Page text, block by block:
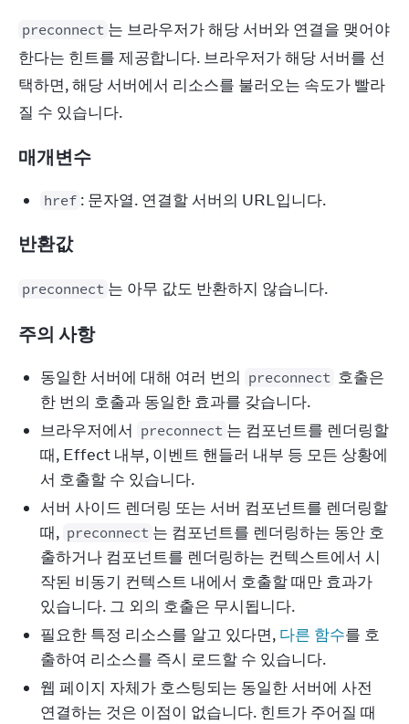
preconnect 는 브라우저가 해당 서버와 연결을 맺어야
한다는 힌트를 제공합니다. 브라우저가 해당 서버를 선
택하면, 해당 서버에서 리소스를 불러오는 속도가 빨라
질 수 있습니다.
매개변수
href : 문자열. 연결할 서버의 URL입니다.
반환값
preconnect 는 아무 값도 반환하지 않습니다.
주의 사항
동일한 서버에 대해 여러 번의 preconnect 호출은
한 번의 호출과 동일한 효과를 갖습니다.
브라우저에서 preconnect 는 컴포넌트를 렌더링할
때, Effect 내부, 이벤트 핸들러 내부 등 모든 상황에
서 호출할 수 있습니다.
서버 사이드 렌더링 또는 서버 컴포넌트를 렌더링할
때, preconnect 는 컴포넌트를 렌더링하는 동안 호
출하거나 컴포넌트를 렌더링하는 컨텍스트에서 시
작된 비동기 컨텍스트 내에서 호출할 때만 효과가
있습니다. 그 외의 호출은 무시됩니다.
필요한 특정 리소스를 알고 있다면, 다른 함수를 호
출하여 리소스를 즉시 로드할 수 있습니다.
웹 페이지 자체가 호스팅되는 동일한 서버에 사전
연결하는 것은 이점이 없습니다. 힌트가 주어질 때